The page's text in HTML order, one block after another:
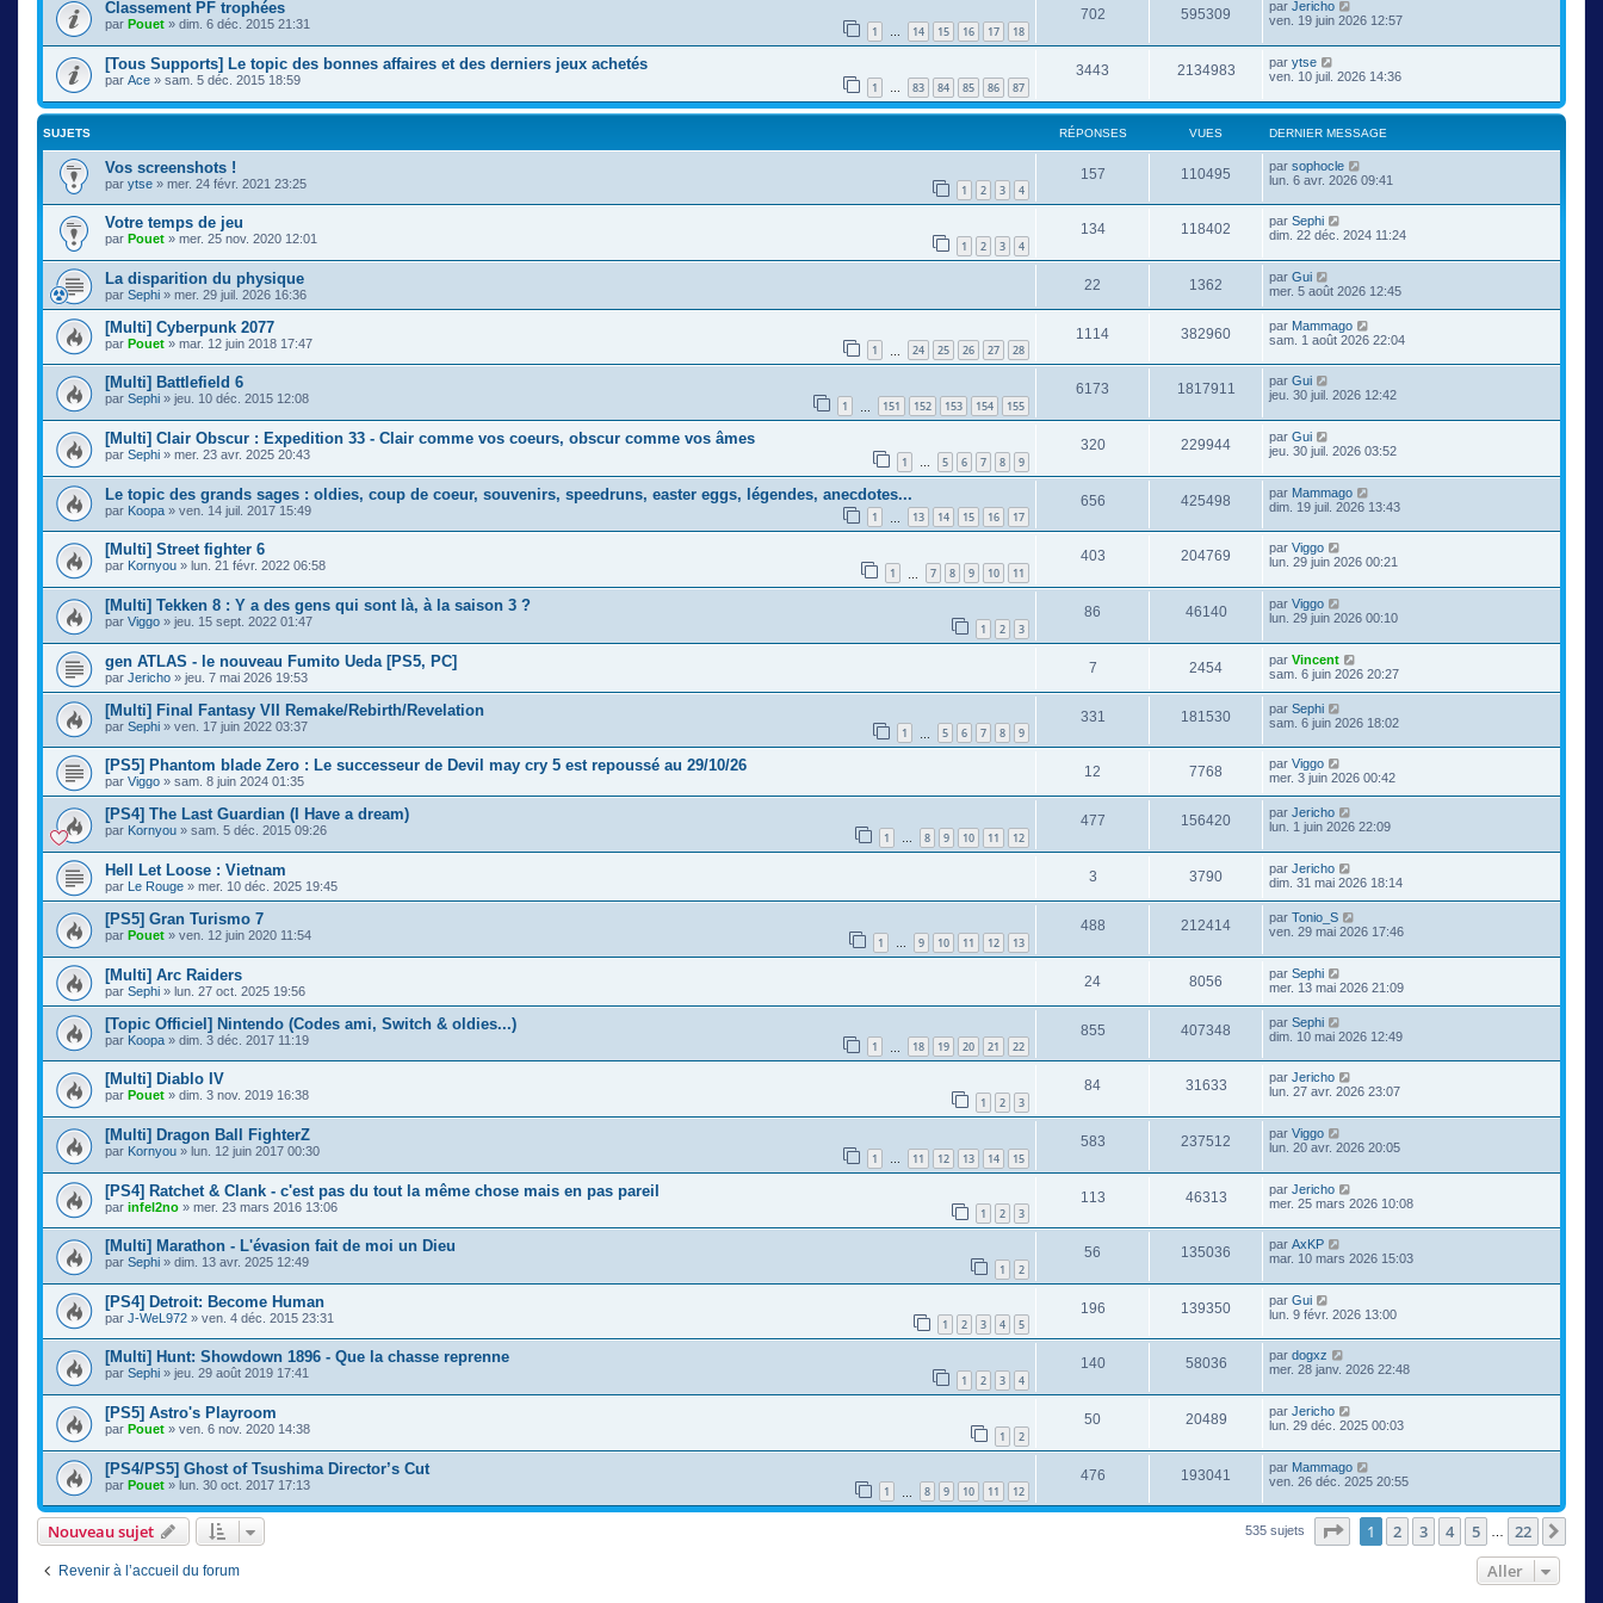
Classement PF trophées
par Pouet » dim. 6 déc. 2015 21:31 1 … 14 15 16 17 18
702 595309 par Jericho
ven. 19 juin 2026 12:57
[Tous Supports] Le topic des bonnes affaires et des derniers jeux achetés
par Ace » sam. 5 déc. 2015 18:59 1 … 83 84 85 86 87
3443 2134983 par ytse
ven. 10 juil. 2026 14:36
SUJETS RÉPONSES VUES DERNIER MESSAGE
Vos screenshots !
par ytse » mer. 24 févr. 2021 23:25 1 2 3 4
157 110495 par sophocle
lun. 6 avr. 2026 09:41
Votre temps de jeu
par Pouet » mer. 25 nov. 2020 12:01 1 2 3 4
134 118402 par Sephi
dim. 22 déc. 2024 11:24
La disparition du physique
par Sephi » mer. 29 juil. 2026 16:36
22 1362 par Gui
mer. 5 août 2026 12:45
[Multi] Cyberpunk 2077
par Pouet » mar. 12 juin 2018 17:47 1 24 25 26 27 28
1114 382960 par Mammago
sam. 1 août 2026 22:04
[Multi] Battlefield 6
par Sephi » jeu. 10 déc. 2015 12:08 1 151 152 153 154 155
6173 1817911 par Gui
jeu. 30 juil. 2026 12:42
[Multi] Clair Obscur : Expedition 33 - Clair comme vos coeurs, obscur comme vos âmes
par Sephi » mer. 23 avr. 2025 20:43 1 … 5 6 7 8 9
320 229944 par Gui
jeu. 30 juil. 2026 03:52
Le topic des grands sages : oldies, coup de coeur, souvenirs, speedruns, easter eggs, légendes, anecdotes...
par Koopa » ven. 14 juil. 2017 15:49 1 13 14 15 16 17
656 425498 par Mammago
dim. 19 juil. 2026 13:43
[Multi] Street fighter 6
par Kornyou » lun. 21 févr. 2022 06:58 1 7 8 9 10 11
403 204769 par Viggo
lun. 29 juin 2026 00:21
[Multi] Tekken 8 : Y a des gens qui sont là, à la saison 3 ?
par Viggo » jeu. 15 sept. 2022 01:47 1 2 3
86 46140 par Viggo
lun. 29 juin 2026 00:10
gen ATLAS - le nouveau Fumito Ueda [PS5, PC]
par Jericho » jeu. 7 mai 2026 19:53
7 2454 par Vincent
sam. 6 juin 2026 20:27
[Multi] Final Fantasy VII Remake/Rebirth/Revelation
par Sephi » ven. 17 juin 2022 03:37 1 5 6 7 8 9
331 181530 par Sephi
sam. 6 juin 2026 18:02
[PS5] Phantom blade Zero : Le successeur de Devil may cry 5 est repoussé au 29/10/26
par Viggo » sam. 8 juin 2024 01:35
12 7768 par Viggo
mer. 3 juin 2026 00:42
[PS4] The Last Guardian (I Have a dream)
par Kornyou » sam. 5 déc. 2015 09:26 1 … 8 9 10 11 12
477 156420 par Jericho
lun. 1 juin 2026 22:09
Hell Let Loose : Vietnam
par Le Rouge » mer. 10 déc. 2025 19:45
3 3790 par Jericho
dim. 31 mai 2026 18:14
[PS5] Gran Turismo 7
par Pouet » ven. 12 juin 2020 11:54 1 … 9 10 11 12 13
488 212414 par Tonio_S
ven. 29 mai 2026 17:46
[Multi] Arc Raiders
par Sephi » lun. 27 oct. 2025 19:56
24 8056 par Sephi
mer. 13 mai 2026 21:09
[Topic Officiel] Nintendo (Codes ami, Switch & oldies...)
par Koopa » dim. 3 déc. 2017 11:19 1 18 19 20 21 22
855 407348 par Sephi
dim. 10 mai 2026 12:49
[Multi] Diablo IV
par Pouet » dim. 3 nov. 2019 16:38 1 2 3
84 31633 par Jericho
lun. 27 avr. 2026 23:07
[Multi] Dragon Ball FighterZ
par Kornyou » lun. 12 juin 2017 00:30 1 11 12 13 14 15
583 237512 par Viggo
lun. 20 avr. 2026 20:05
[PS4] Ratchet & Clank - c'est pas du tout la même chose mais en pas pareil
par infel2no » mer. 23 mars 2016 13:06 1 2 3
113 46313 par Jericho
mer. 25 mars 2026 10:08
[Multi] Marathon - L'évasion fait de moi un Dieu
par Sephi » dim. 13 avr. 2025 12:49 1 2
56 135036 par AxKP
mar. 10 mars 2026 15:03
[PS4] Detroit: Become Human
par J-WeL972 » ven. 4 déc. 2015 23:31 1 2 3 4 5
196 139350 par Gui
lun. 9 févr. 2026 13:00
[Multi] Hunt: Showdown 1896 - Que la chasse reprenne
par Sephi » jeu. 29 août 2019 17:41 1 2 3 4
140 58036 par dogxz
mer. 28 janv. 2026 22:48
[PS5] Astro's Playroom
par Pouet » ven. 6 nov. 2020 14:38 1 2
50 20489 par Jericho
lun. 29 déc. 2025 00:03
[PS4/PS5] Ghost of Tsushima Director’s Cut
par Pouet » lun. 30 oct. 2017 17:13 1 8 9 10 11 12
476 193041 par Mammago
ven. 26 déc. 2025 20:55
Nouveau sujet 535 sujets Page sur22
1 2 3 4 5 22
Revenir à l’accueil du forum Aller